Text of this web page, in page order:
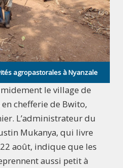
agropastorales à Nyanzale
le village de
chefferie de Bwito,
L’administrateur du
Mukanya, qui livre
août, indique que les
aussi petit à